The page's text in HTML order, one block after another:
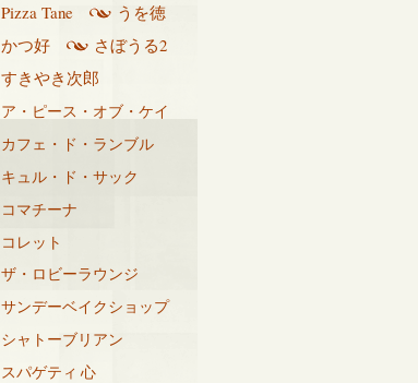
Pizza Tane
うを徳
かつ好
さぼうる2
すきやき次郎
ア・ピース・オブ・ケイ
ク
カフェ・ド・ランブル
キュル・ド・サック
コマチーナ
コレット
ザ・ロビーラウンジ
サンデーベイクショップ
シャトーブリアン
スパゲティ 心